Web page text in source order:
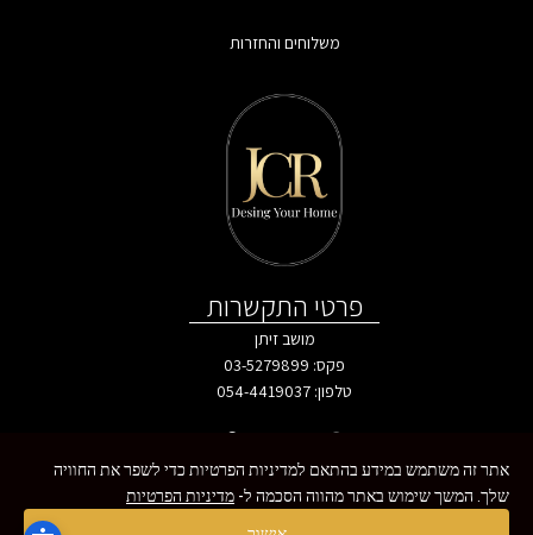
משלוחים והחזרות
פרטי התקשרות
מושב זיתן
פקס: 03-5279899
טלפון: 054-4419037
כל הזכויות שמורות - MoreVision ©
אתר זה משתמש במידע בהתאם למדיניות הפרטיות כדי לשפר את החוויה
שלך. המשך שימוש באתר מהווה הסכמה ל- מדיניות הפרטיות